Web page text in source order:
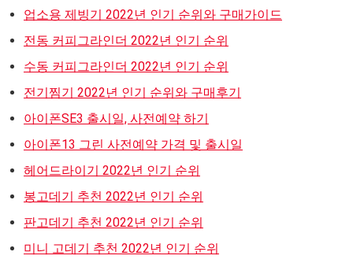
업소용 제빙기 2022년 인기 순위와 구매가이드
전동 커피그라인더 2022년 인기 순위
수동 커피그라인더 2022년 인기 순위
전기찜기 2022년 인기 순위와 구매후기
아이폰SE3 출시일, 사전예약 하기
아이폰13 그린 사전예약 가격 및 출시일
헤어드라이기 2022년 인기 순위
봉고데기 추천 2022년 인기 순위
판고데기 추천 2022년 인기 순위
미니 고데기 추천 2022년 인기 순위